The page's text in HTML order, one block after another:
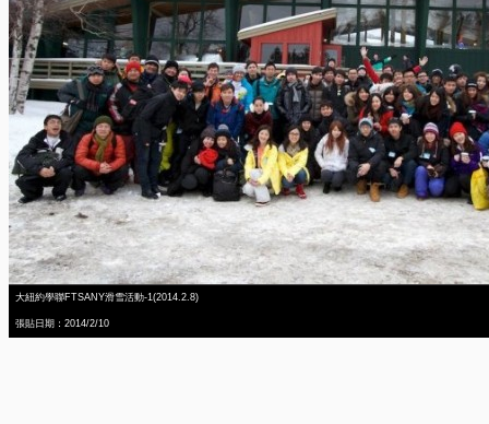
大紐約學聯FTSANY滑雪活動-1(2014.2.8)
張貼日期：2014/2/10